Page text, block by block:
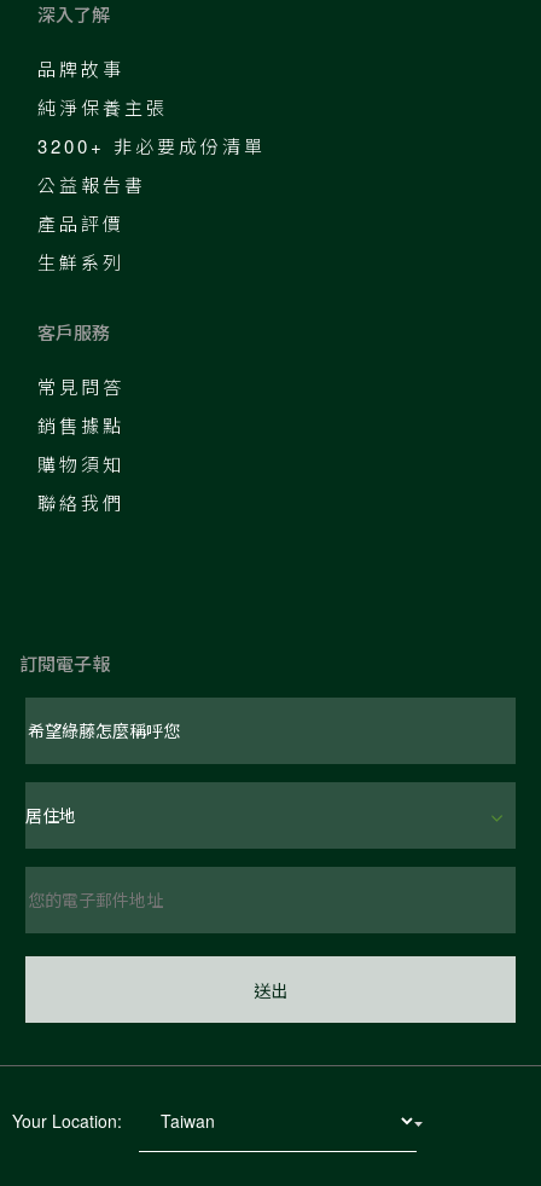
深入了解
品牌故事
純淨保養主張
3200+ 非必要成份清單
公益報告書
產品評價
生鮮系列
客戶服務
常見問答
銷售據點
購物須知
聯絡我們
訂閱電子報
Your Location: